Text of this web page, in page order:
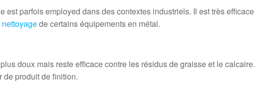
est parfois employed dans des contextes industriels. Il est très efficace
nettoyagede certains équipements en métal.
doux mais reste efficace contre les résidus de graisse et le calcaire.
de produit de finition.